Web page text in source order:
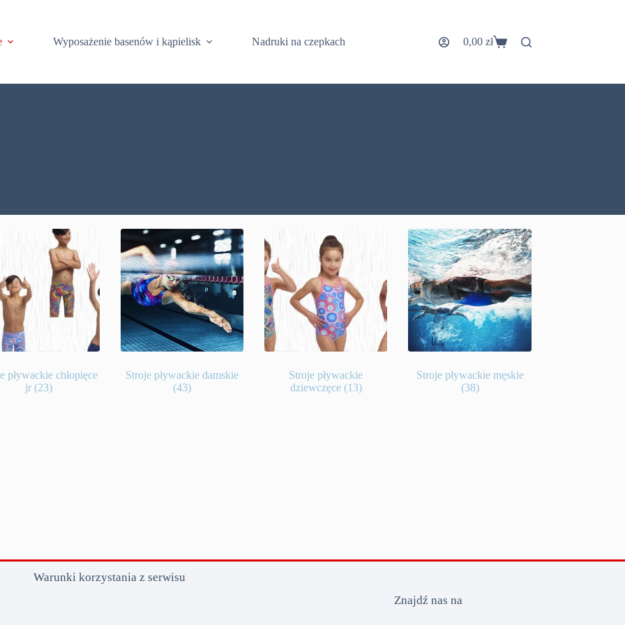
Wyposażenie basenów i kąpielisk Nadruki na czepkach Koszyk
0,00 zł
pływackie chłopięce
jr (23)
Stroje pływackie damskie
(43)
Stroje pływackie
dziewczęce (13)
Stroje pływackie męskie
(38)
Warunki korzystania z serwisu
Znajdź nas na